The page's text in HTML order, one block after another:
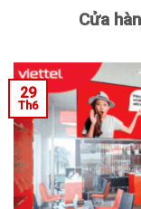
Cửa
29
Th6